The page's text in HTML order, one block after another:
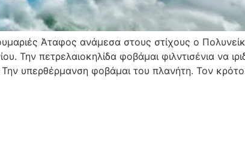
Άταφος ανάμεσα στους στίχους ο
Την πετρελαιοκηλίδα φοβάμαι φιλντισένια να
υπερθέρμανση φοβάμαι του πλανήτη. Τον